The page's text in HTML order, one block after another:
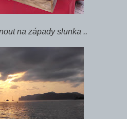
na západy slunka ..